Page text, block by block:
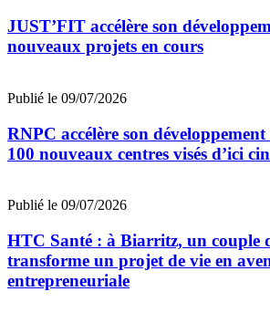
JUST’FIT accélère son
nouveaux projets en cours
Publié le 09/07/2026
RNPC accélère son
100 nouveaux centres visés d’ici
Publié le 09/07/2026
HTC Santé : à Biarritz, un couple
transforme un projet de vie en
entrepreneuriale